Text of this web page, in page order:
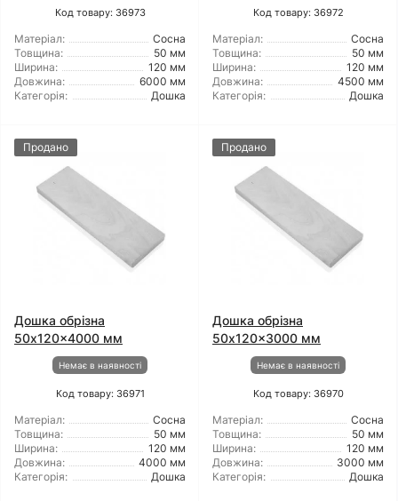
Код товару: 36973
Матеріал:
Сосна
Товщина:
50 мм
Ширина:
120 мм
Довжина:
6000 мм
Категорія:
Дошка
Код товару: 36972
Матеріал:
Сосна
Товщина:
50 мм
Ширина:
120 мм
Довжина:
4500 мм
Категорія:
Дошка
Продано
Дошка обрізна
50x120x4000 мм
Немає в наявності
Код товару: 36971
Матеріал:
Сосна
Товщина:
50 мм
Ширина:
120 мм
Довжина:
4000 мм
Категорія:
Дошка
Продано
Дошка обрізна
50x120x3000 мм
Немає в наявності
Код товару: 36970
Матеріал:
Сосна
Товщина:
50 мм
Ширина:
120 мм
Довжина:
3000 мм
Категорія:
Дошка